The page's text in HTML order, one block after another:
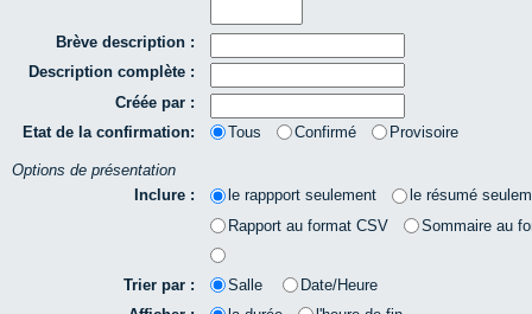
Brève description :
Description complète :
Créée par :
Etat de la confirmation:
Tous Confirmé Provisoire
Options de présentation
Inclure :
le rappport seulement
le résumé
Rapport au format CSV
Sommaire au
Trier par : Salle
Date/Heure